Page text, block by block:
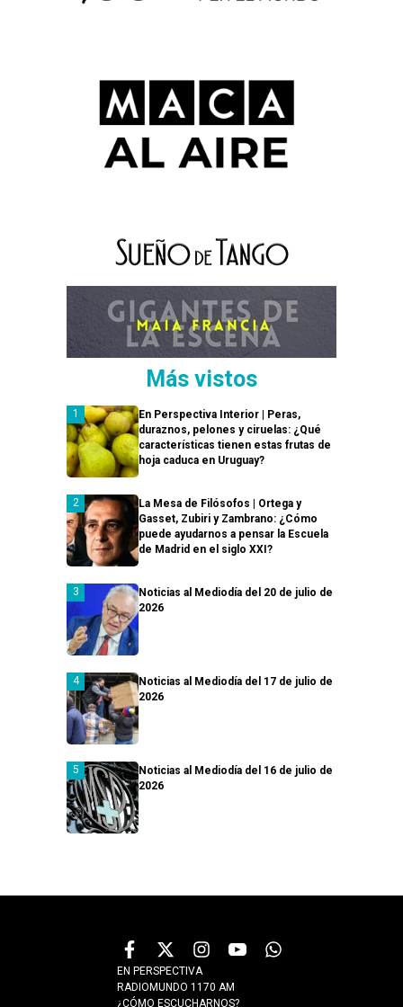
Más vistos
En Perspectiva Interior | Peras,
duraznos, pelones y ciruelas: ¿Qué
características tienen estas frutas de
hoja caduca en Uruguay?
La Mesa de Filósofos | Ortega y
Gasset, Zubiri y Zambrano: ¿Cómo
puede ayudarnos a pensar la Escuela
de Madrid en el siglo XXI?
Noticias al Mediodía del 20 de julio de
2026
Noticias al Mediodía del 17 de julio de
2026
Noticias al Mediodía del 16 de julio de
2026
EN PERSPECTIVA
RADIOMUNDO 1170 AM
¿CÓMO ESCUCHARNOS?